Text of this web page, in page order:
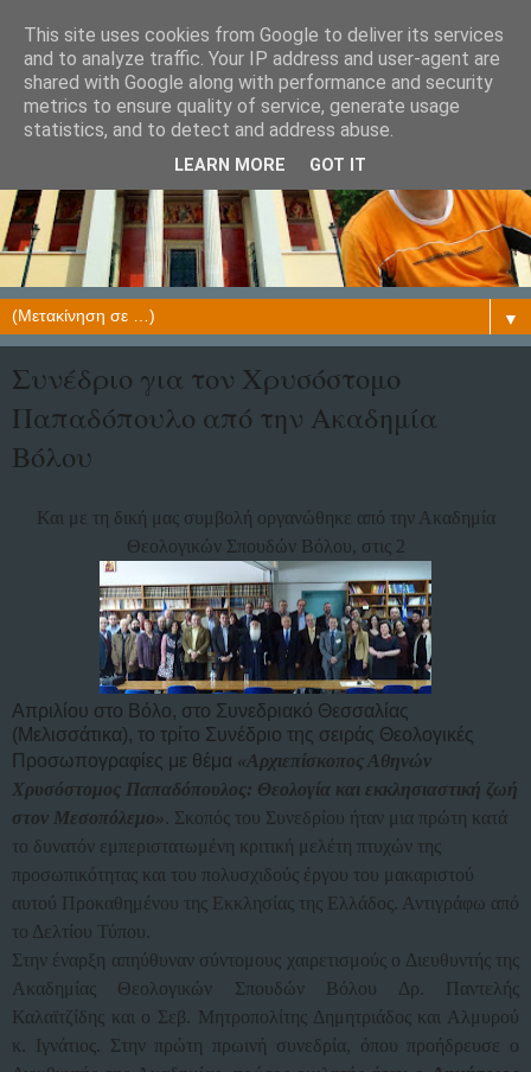
▼
Συνέδριο για τον Χρυσόστομο
Παπαδόπουλο από την Ακαδημία
Βόλου
Και με τη δική μας συμβολή οργανώθηκε από την Ακαδημία
Θεολογικών Σπουδών Βόλου, στις 2
Απριλίου στο Βόλο, στο Συνεδριακό Θεσσαλίας
(Μελισσάτικα), το τρίτο Συνέδριο της σειράς Θεολογικές
Προσωπογραφίες με θέμα «Αρχιεπίσκοπος Αθηνών
Χρυσόστομος Παπαδόπουλος: Θεολογία και εκκλησιαστική ζωή
στον Μεσοπόλεμο». Σκοπός του Συνεδρίου ήταν μια πρώτη κατά
το δυνατόν εμπεριστατωμένη κριτική μελέτη πτυχών της
προσωπικότητας και του πολυσχιδούς έργου του μακαριστού
αυτού Προκαθημένου της Εκκλησίας της Ελλάδος. Αντιγράφω από
το Δελτίου Τύπου.
Στην έναρξη απηύθυναν σύντομους χαιρετισμούς ο Διευθυντής της
Ακαδημίας Θεολογικών Σπουδών Βόλου Δρ. Παντελής
Καλαϊτζίδης και ο Σεβ. Μητροπολίτης Δημητριάδος και Αλμυρού
κ. Ιγνάτιος. Στην πρώτη πρωινή συνεδρία, όπου προήδρευσε ο
This site uses cookies from Google to deliver its services
and to analyze traffic. Your IP address and user-agent are
shared with Google along with performance and security
metrics to ensure quality of service, generate usage
statistics, and to detect and address abuse.
LEARN MORE GOT IT